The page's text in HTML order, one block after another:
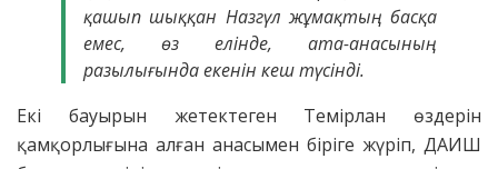
қашып шыққан Назгүл жұмақтың басқа
емес, өз елінде, ата-анасының
разылығында екенін кеш түсінді.
Екі бауырын жетектеген Темірлан өздерін
қамқорлығына алған анасымен біріге жүріп, ДАИШ